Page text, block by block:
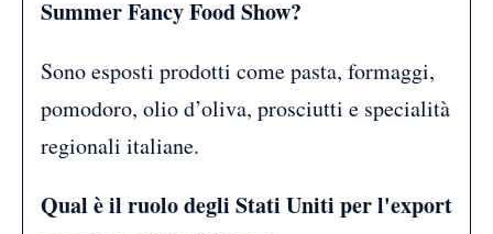
Summer Fancy Food Show?
Sono esposti prodotti come pasta, formaggi,
pomodoro, olio d’oliva, prosciutti e specialità
regionali italiane.
Qual è il ruolo degli Stati Uniti per l'export